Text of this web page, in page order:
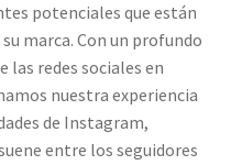
potenciales que están
marca. Con un profundo
redes sociales en
nuestra experiencia
de Instagram,
entre los seguidores